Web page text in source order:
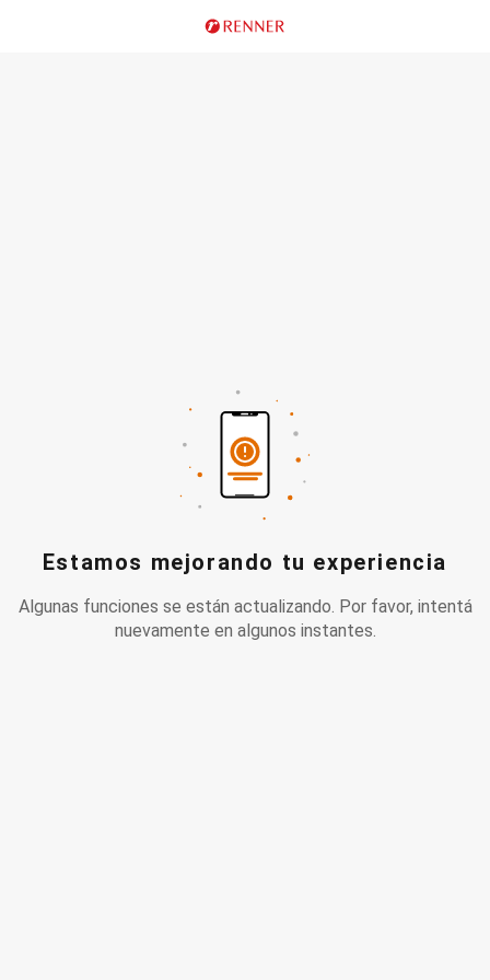
Estamos mejorando tu experiencia
Algunas funciones se están actualizando. Por favor, intentá
nuevamente en algunos instantes.